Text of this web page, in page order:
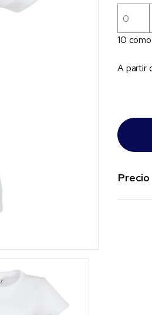
10
A partir
Precio